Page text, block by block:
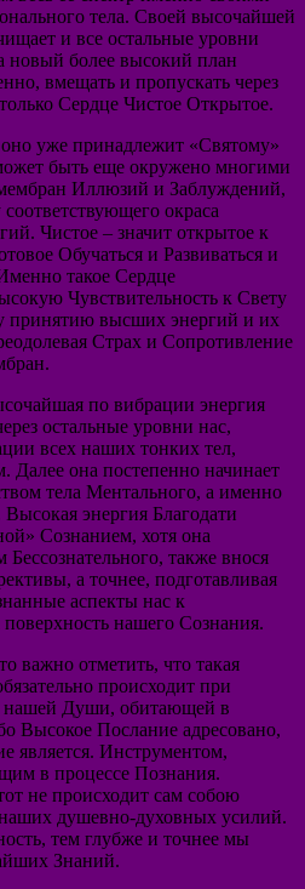
тела. Своей высочайшей
и все остальные уровни
новый более высокий план
вмещать и пропускать через
Сердце Чистое Открытое.
оно уже принадлежит «Святому»
быть еще окружено многими
Иллюзий и Заблуждений,
окраса
Чистое – значит открытое к
Обучаться и Развиваться и
такое Сердце
Чувствительность к Свету
принятию высших энергий и их
Страх и Сопротивление
по вибрации энергия
остальные уровни нас,
всех наших тонких тел,
Далее она постепенно начинает
тела Ментального, а именно
Высокая энергия Благодати
Сознанием, хотя она
также внося
а точнее, подготавливая
аспекты нас к
нашего Сознания.
важно отметить, что такая
происходит при
нашей Души, обитающей в
Высокое Послание адресовано,
является. Инструментом,
в процессе Познания.
не происходит сам собою
наших душевно-духовных усилий.
тем глубже и точнее мы
Знаний.